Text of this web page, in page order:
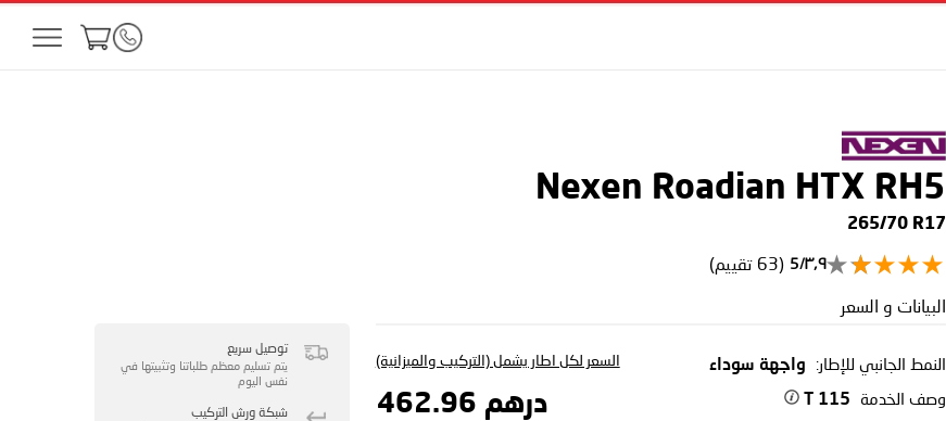
Nexen Roadian HTX RH5
265/70 R17
٣٫٩/5 (63 تقييم)
البيانات و السعر
النمط الجانبي للإطار: واجهة سوداء
وصف الخدمة 115 T
السعر لكل اطار يشمل (التركيب والميزانية)
درهم 462.96
توصيل سريع
يتم تسليم معظم طلباتنا وتثبيتها في
نفس اليوم
شبكة ورش التركيب